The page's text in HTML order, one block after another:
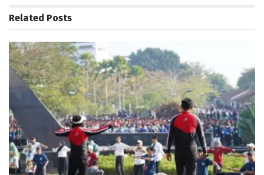
Related Posts